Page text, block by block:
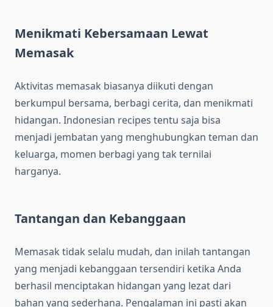
Menikmati Kebersamaan Lewat
Memasak
Aktivitas memasak biasanya diikuti dengan
berkumpul bersama, berbagi cerita, dan menikmati
hidangan. Indonesian recipes tentu saja bisa
menjadi jembatan yang menghubungkan teman dan
keluarga, momen berbagi yang tak ternilai
harganya.
Tantangan dan Kebanggaan
Memasak tidak selalu mudah, dan inilah tantangan
yang menjadi kebanggaan tersendiri ketika Anda
berhasil menciptakan hidangan yang lezat dari
bahan yang sederhana. Pengalaman ini pasti akan